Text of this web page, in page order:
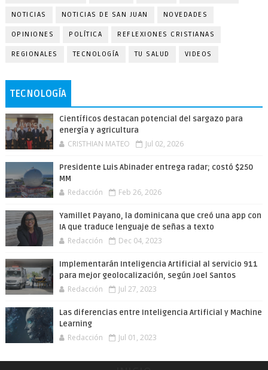
NOTICIAS NOTICIAS DE SAN JUAN NOVEDADES
OPINIONES POLÍTICA REFLEXIONES CRISTIANAS
REGIONALES TECNOLOGÍA TU SALUD VIDEOS
TECNOLOGÍA
Científicos destacan potencial del sargazo para
energía y agricultura
CRISTHIAN MATEO Jul 02, 2026
Presidente Luis Abinader entrega radar; costó $250
MM
Redacción Feb 26, 2026
Yamillet Payano, la dominicana que creó una app con
IA que traduce lenguaje de señas a texto
Redacción Dec 04, 2023
Implementarán Inteligencia Artificial al servicio 911
para mejor geolocalización, según Joel Santos
Redacción Jul 27, 2023
Las diferencias entre Inteligencia Artificial y Machine
Learning
Redacción Jul 01, 2023